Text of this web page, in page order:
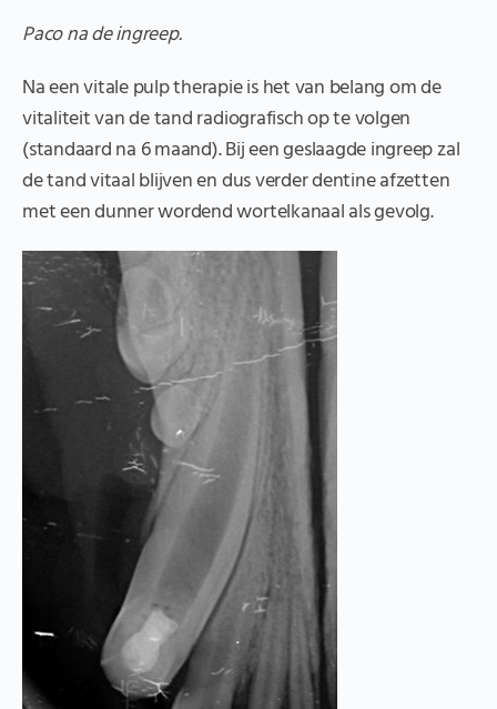
Paco na de ingreep.
Na een vitale pulp therapie is het van belang om de
vitaliteit van de tand radiografisch op te volgen
(standaard na 6 maand). Bij een geslaagde ingreep zal
de tand vitaal blijven en dus verder dentine afzetten
met een dunner wordend wortelkanaal als gevolg.